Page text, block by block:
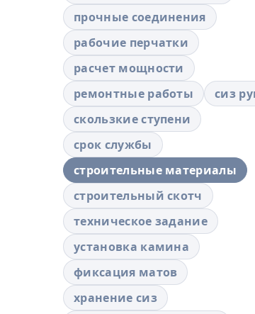
прочные соединения
рабочие перчатки
расчет мощности
ремонтные работы
сиз
скользкие ступени
срок службы
строительные материалы
строительный скотч
техническое задание
установка камина
фиксация матов
хранение сиз